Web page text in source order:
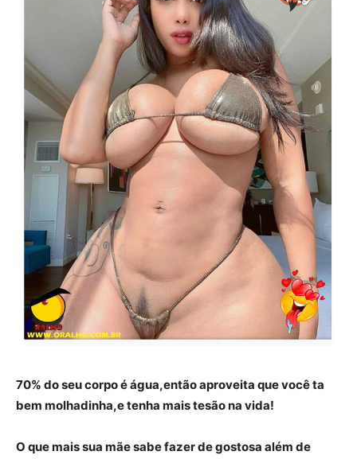
70% do seu corpo é água,então aproveita que você ta
bem molhadinha,e tenha mais tesão na vida!
O que mais sua mãe sabe fazer de gostosa além de